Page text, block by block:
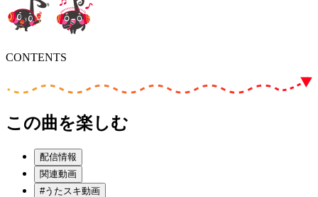
CONTENTS
この曲を楽しむ
配信情報
関連動画
#うたスキ動画